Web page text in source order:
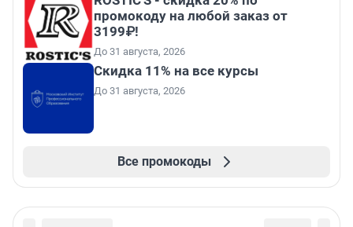
промокоду на любой заказ от
3199₽!
До 31 августа, 2026
Скидка 11% на все курсы
До 31 августа, 2026
Все промокоды